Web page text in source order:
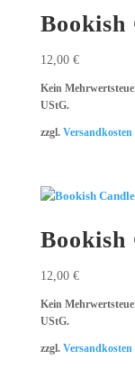
Bookish
12,00 €
Kein
UStG.
zzgl. Versandkosten
Bookish
12,00 €
Kein
UStG.
zzgl. Versandkosten